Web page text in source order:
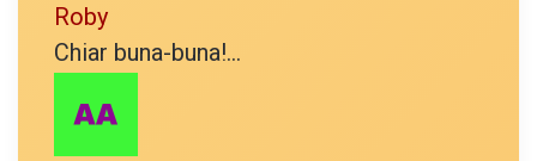
Roby
Chiar buna-buna!...